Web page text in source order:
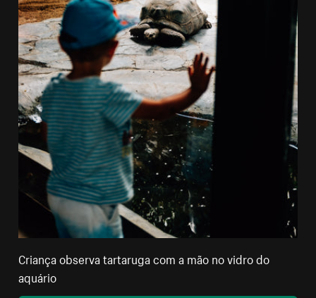
Criança observa tartaruga com a mão no vidro do
aquário